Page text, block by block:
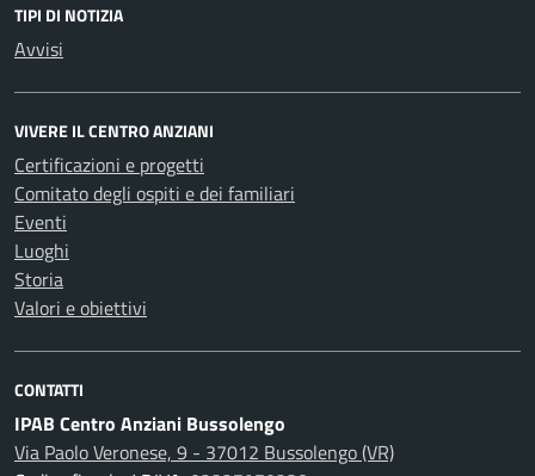
TIPI DI NOTIZIA
Avvisi
VIVERE IL CENTRO ANZIANI
Certificazioni e progetti
Comitato degli ospiti e dei familiari
Eventi
Luoghi
Storia
Valori e obiettivi
CONTATTI
IPAB Centro Anziani Bussolengo
Via Paolo Veronese, 9 - 37012 Bussolengo (VR)